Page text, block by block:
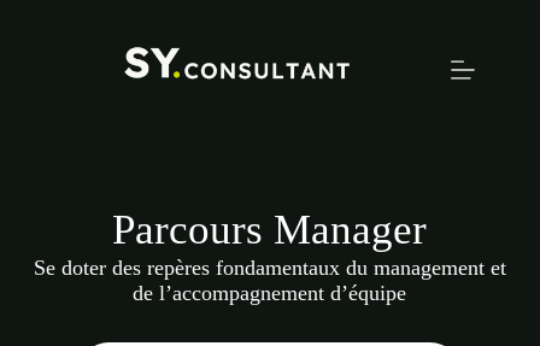
Parcours Manager
Se doter des repères fondamentaux du management et
de l’accompagnement d’équipe